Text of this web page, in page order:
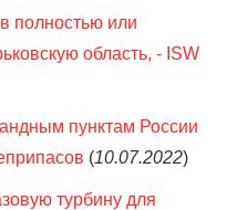
полностью или
область, - ISW
пунктам России
(10.07.2022)
турбину для